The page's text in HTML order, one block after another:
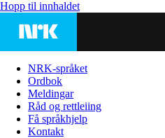
Hopp til innhaldet
NRK-språket
Ordbok
Meldingar
Råd og rettleiing
Få språkhjelp
Kontakt